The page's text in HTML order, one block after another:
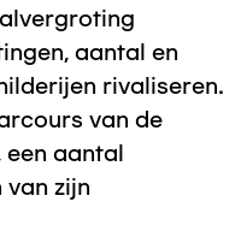
aantal en
rivaliseren.
van de
aantal
zijn